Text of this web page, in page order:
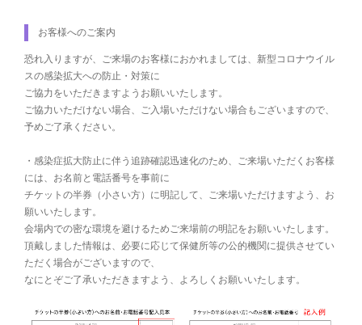
お客様へのご案内
恐れ入りますが、ご来場のお客様におかれましては、新型コロナウイル
スの感染拡大への防止・対策に
ご協力をいただきますようお願いいたします。
ご協力いただけない場合、ご入場いただけない場合もございますので、
予めご了承ください。
・感染症拡大防止に伴う追跡確認迅速化のため、ご来場いただくお客様
には、お名前と電話番号を事前に
チケットの半券（小さい方）に明記して、ご来場いただけますよう、お
願いいたします。
会場内での密な環境を避けるためご来場前の明記をお願いいたします。
頂戴しました情報は、必要に応じて保健所等の公的機関に提供させてい
ただく場合がございますので、
なにとぞご了承いただきますよう、よろしくお願いいたします。